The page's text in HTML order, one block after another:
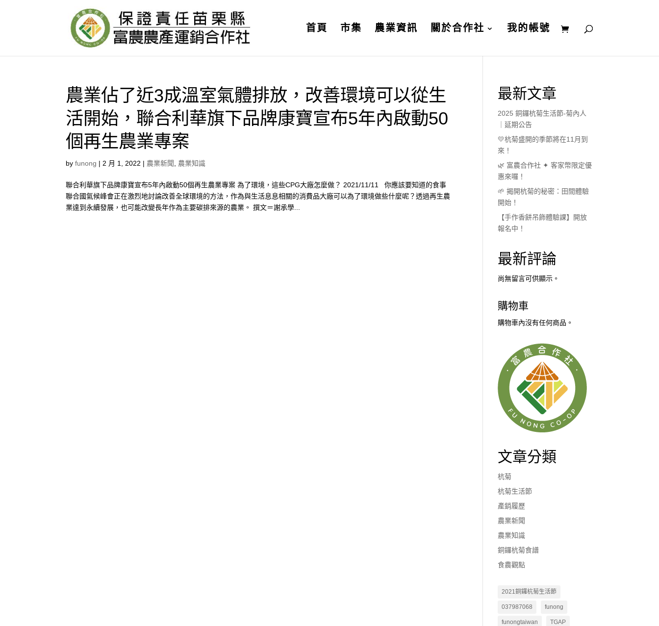
首頁 市集 農業資訊 關於合作社 我的帳號
農業佔了近3成溫室氣體排放，改善環境可以從生
活開始，聯合利華旗下品牌康寶宣布5年內啟動50
個再生農業專案
byfunong | 2 月 1, 2022 | 農業新聞 農業知識
聯合利華旗下品牌康寶宣布5年內啟動50個再生農業專案 為了環境，這些CPG大廠怎麼做？ 2021/11/11 你應該要知道的食事
聯合國氣候峰會正在激烈地討論改善全球環境的方法，作為與生活息息相關的消費品大廠可以為了環境做些什麼呢？透過再生農
業達到永續發展，也可能改變長年作為主要碳排來源的農業。 撰文＝謝承學...
最新文章
2025 銅鑼杭菊生活節-菊內人
｜延期公告
💛杭菊盛開的季節將在11月到
來！
🌿 富農合作社 ✦ 客家幣限定優
惠來囉！
🌱 揭開杭菊的秘密：田間體驗
開始！
【手作香餅吊飾體驗課】開放
報名中！
最新評論
尚無留言可供顯示。
購物車
購物車內沒有任何商品。
文章分類
杭菊
杭菊生活節
產銷履歷
農業新聞
農業知識
銅鑼杭菊食譜
食農觀點
2021銅鑼杭菊生活節
037987068 funong
funongtaiwan TGAP